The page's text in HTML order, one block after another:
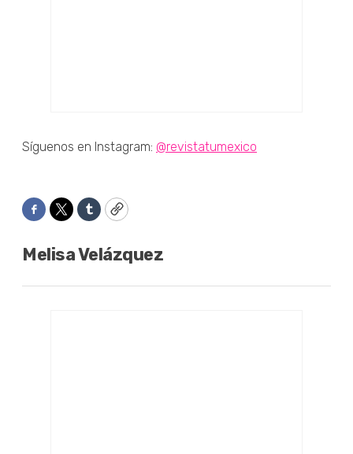
Síguenos en Instagram: @revistatumexico
Facebook
TwitterTumblrCopy
Melisa Velázquez